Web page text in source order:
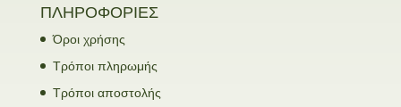
ΠΛΗΡΟΦΟΡΙΕΣ
Όροι χρήσης
Τρόποι πληρωμής
Τρόποι αποστολής